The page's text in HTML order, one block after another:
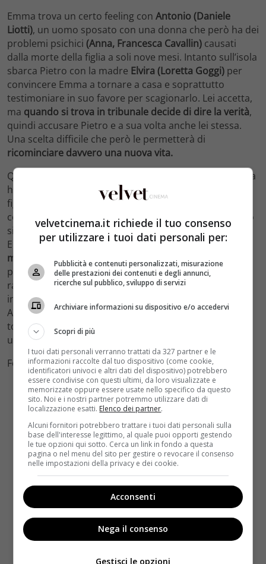
Emma trova un certo feeling con Antonio (Daniele
Liotti), un uomo sposato con una donna che però ha dei
problemi psichici (Anna, Francesca Cavallin) causati
dalla morte della figlia a soli nove mesi. Intanto sull’isola
sbarca Pietro con la madre Elvira (Loretta Goggi) per
convincere Emma a tornare a casa e soprattutto
testimoniare in suo favore per scagionarlo. Lei accetta,
ma quando si trova in tribunale decide di dire la verità,
quindi accusare Pietro e a sua volta anche lei stessa.
Una scelta difficile che però le permetterà di
ricominciare davvero una nuova vita.
Quando torna a Ponza trova una brutta sorpresa: Anna
ha
Camilla, convinta che la bambina fosse sua
figlia. Quando Antonio le trova, avviene una
colluttazione in cui luiresta gravemente ferito
. Quando
si riprende, scoppia nuovamente la passione con
Emma, anche se l’uomo deve partire perassistere la
moglie in una clinica privata
. Nel frattempo Margherita
porta avanti la gravidanza e viene corteggiata da tanti
ragazzi del paese, mentre Giulia si fidanza con Nino ed
insieme decidono di
Antonio si trova al porto, promette ad Emma che
tornerà.
Lei deve solo aspettarlo
una seconda stagione?
Foto by Facebook
velvetcinema.it richiede il tuo consenso
per utilizzare i tuoi dati personali per:
Pubblicità e contenuti personalizzati, misurazione
delle prestazioni dei contenuti e degli annunci,
ricerche sul pubblico, sviluppo di servizi
Archiviare informazioni su dispositivo e/o accedervi
Scopri di più
I tuoi dati personali verranno trattati da 327 partner e le
informazioni raccolte dal tuo dispositivo (come cookie,
identificatori univoci e altri dati del dispositivo) potrebbero
essere condivise con questi ultimi, da loro visualizzate e
memorizzate oppure essere usate nello specifico da questo
sito. Noi e i nostri partner potremmo utilizzare dati di
localizzazione esatti. Elenco dei partner.
Alcuni fornitori potrebbero trattare i tuoi dati personali sulla
base dell'interesse legittimo, al quale puoi opporti gestendo
le tue opzioni qui sotto. Cerca un link in fondo a questa
pagina o nel menu del sito per gestire o revocare il consenso
nelle impostazioni della privacy e dei cookie.
Acconsenti
Nega il consenso
Gestisci le opzioni